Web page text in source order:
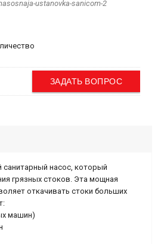
ustanovka-sanicom-2
ЗАДАТЬ ВОПРОС
насос, который
грязных стоков. Эта мощная
откачивать стоки больших
машин)